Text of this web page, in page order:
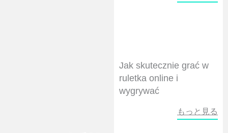
Jak skutecznie grać w
ruletka online i
wygrywać
もっと見る